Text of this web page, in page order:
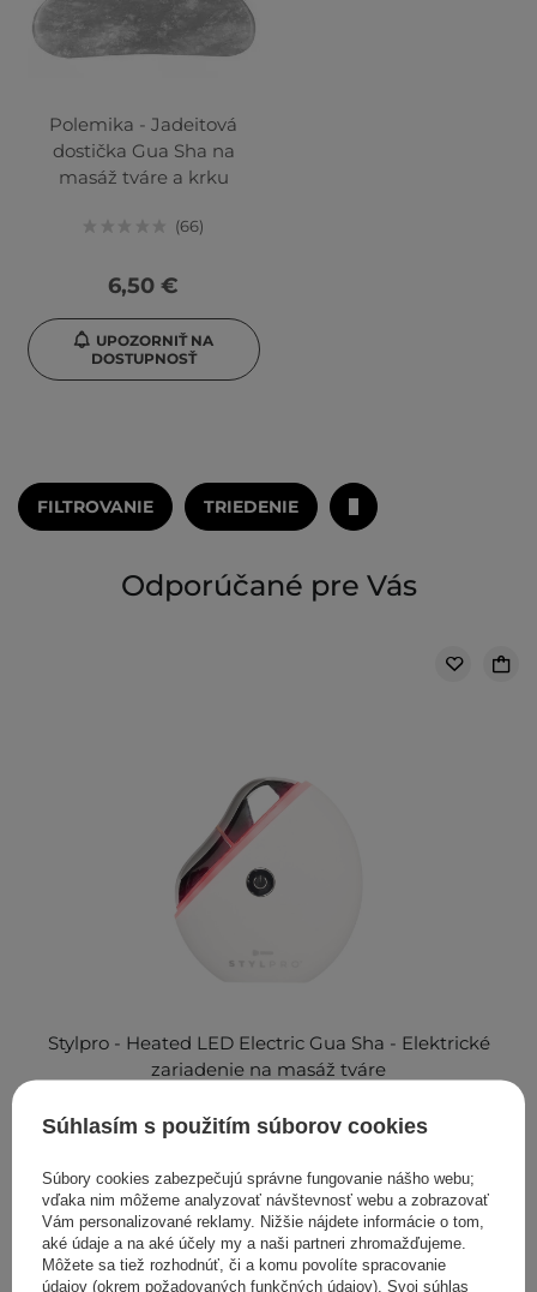
Polemika - Jadeitová
dostička Gua Sha na
masáž tváre a krku
66
6,50 €
UPOZORNIŤ NA
DOSTUPNOSŤ
FILTROVANIE TRIEDENIE
Odporúčané pre Vás
Stylpro - Heated LED Electric Gua Sha - Elektrické
zariadenie na masáž tváre
33,00 €
Masážne kamene Gua Sha
Chcete vo svojej ošetrujúcej rutine zohľadniť kórejský
prístup ku kráse? Budete k tomu potrebovať správne
Súhlasím s použitím súborov cookies
Súbory cookies zabezpečujú správne fungovanie nášho webu;
vďaka nim môžeme analyzovať návštevnosť webu a zobrazovať
Vám personalizované reklamy. Nižšie nájdete informácie o tom,
aké údaje a na aké účely my a naši partneri zhromažďujeme.
Môžete sa tiež rozhodnúť, či a komu povolíte spracovanie
údajov (okrem požadovaných funkčných údajov). Svoj súhlas